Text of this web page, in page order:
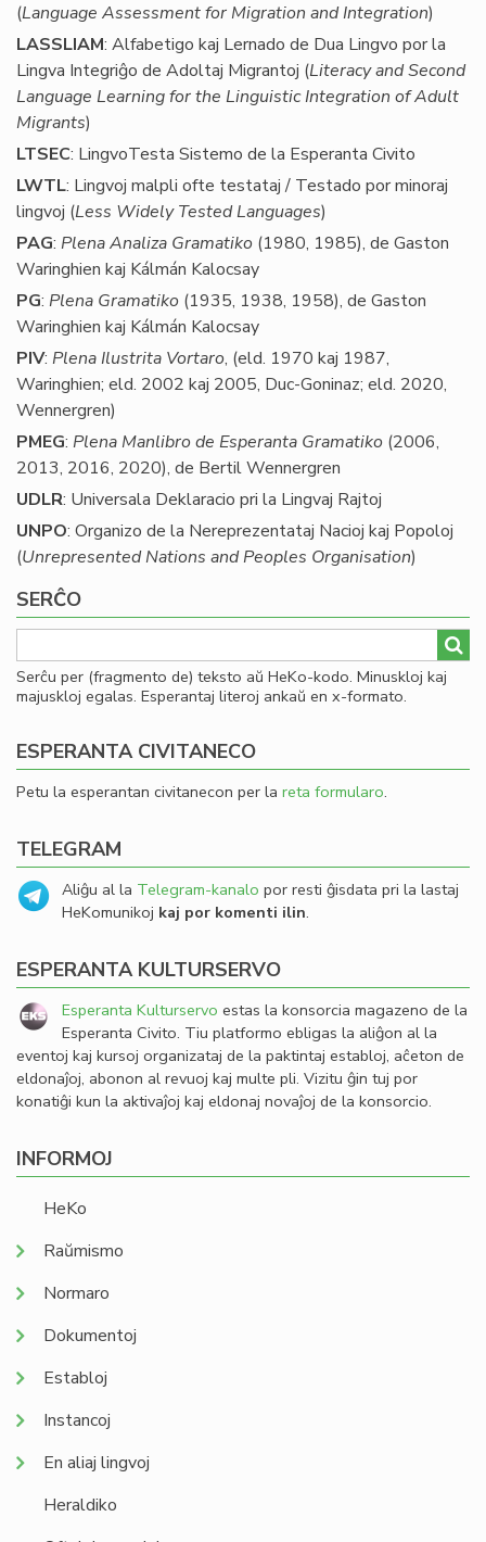
(Language Assessment for Migration and Integration)
LASSLIAM: Alfabetigo kaj Lernado de Dua Lingvo por la
Lingva Integriĝo de Adoltaj Migrantoj (Literacy and Second
Language Learning for the Linguistic Integration of Adult
Migrants)
LTSEC: LingvoTesta Sistemo de la Esperanta Civito
LWTL: Lingvoj malpli ofte testataj / Testado por minoraj
lingvoj (Less Widely Tested Languages)
PAG: Plena Analiza Gramatiko (1980, 1985), de Gaston
Waringhien kaj Kálmán Kalocsay
PG: Plena Gramatiko (1935, 1938, 1958), de Gaston
Waringhien kaj Kálmán Kalocsay
PIV: Plena Ilustrita Vortaro, (eld. 1970 kaj 1987,
Waringhien; eld. 2002 kaj 2005, Duc-Goninaz; eld. 2020,
Wennergren)
PMEG: Plena Manlibro de Esperanta Gramatiko (2006,
2013, 2016, 2020), de Bertil Wennergren
UDLR: Universala Deklaracio pri la Lingvaj Rajtoj
UNPO: Organizo de la Nereprezentataj Nacioj kaj Popoloj
(Unrepresented Nations and Peoples Organisation)
SERĈO
Serĉu per (fragmento de) teksto aŭ HeKo-kodo. Minuskloj kaj
majuskloj egalas. Esperantaj literoj ankaŭ en x-formato.
ESPERANTA CIVITANECO
Petu la esperantan civitanecon per la reta formularo.
TELEGRAM
Aliĝu al la Telegram-kanalo por resti ĝisdata pri la lastaj
HeKomunikoj kaj por komenti ilin.
ESPERANTA KULTURSERVO
Esperanta Kulturservo estas la konsorcia magazeno de la
Esperanta Civito. Tiu platformo ebligas la aliĝon al la
eventoj kaj kursoj organizataj de la paktintaj establoj, aĉeton de
eldonaĵoj, abonon al revuoj kaj multe pli. Vizitu ĝin tuj por
konatiĝi kun la aktivaĵoj kaj eldonaj novaĵoj de la konsorcio.
INFORMOJ
HeKo
Raŭmismo
Normaro
Dokumentoj
Establoj
Instancoj
En aliaj lingvoj
Heraldiko